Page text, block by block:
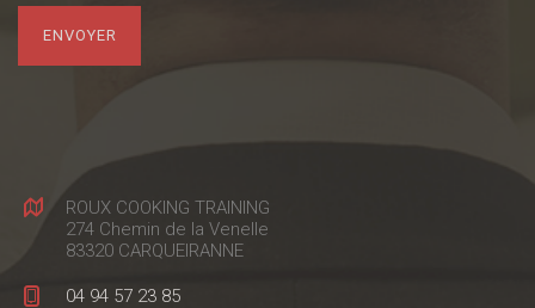
ROUX COOKING TRAINING
274 Chemin de la Venelle
83320 CARQUEIRANNE
04 94 57 23 85